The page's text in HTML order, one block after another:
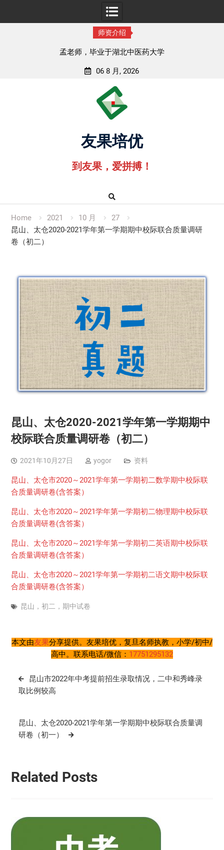
师资介绍
孟老师，毕业于湖北中医药大学
06 8 月, 2026
友果培优
到友果，爱拼搏！
Home 2021 10 月
27
昆山、太仓2020-2021学年第一学期期中校际联合质量调研
卷（初二）
昆山、太仓2020-2021学年第一学期期中
校际联合质量调研卷（初二）
2021年10月27日 yogor 资料
昆山、太仓市2020～2021学年第一学期初二数学期中校际联
合质量调研卷(含答案）
昆山、太仓市2020～2021学年第一学期初二物理期中校际联
合质量调研卷(含答案）
昆山、太仓市2020～2021学年第一学期初二英语期中校际联
合质量调研卷(含答案）
昆山、太仓市2020～2021学年第一学期初二语文期中校际联
合质量调研卷(含答案）
昆山，初二，期中试卷
本文由友果分享提供。友果培优，复旦名师执教，小学/初中/
高中。联系电话/微信： 17751295132
文
章
航
昆山市2022年中考提前招生录取情况，二中和秀峰录
取比例较高
昆山、太仓2020-2021学年第一学期期中校际联合质量调
研卷（初一）
Related Posts